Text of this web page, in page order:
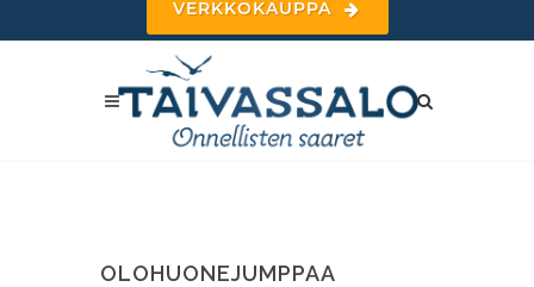
VERKKOKAUPPA
OLOHUONEJUMPPAA